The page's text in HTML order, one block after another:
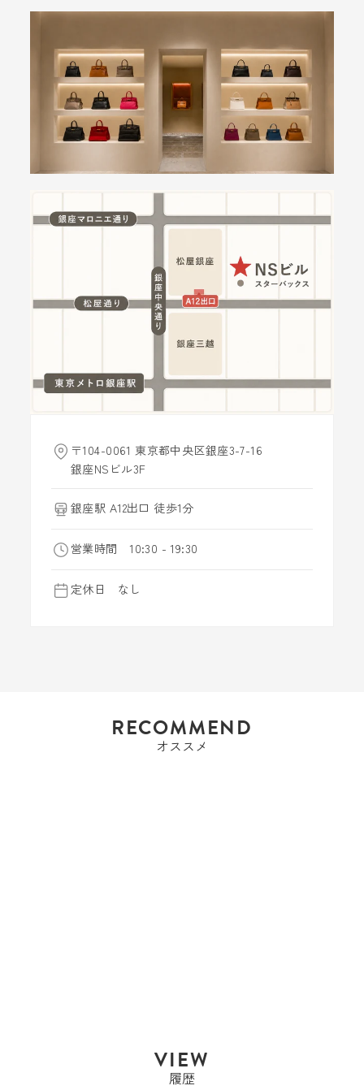
〒104-0061 東京都中央区銀座3-7-16
銀座NSビル3F
銀座駅 A12出口 徒歩1分
営業時間 10:30 - 19:30
定休日 なし
RECOMMEND
オススメ
VIEW
履歴